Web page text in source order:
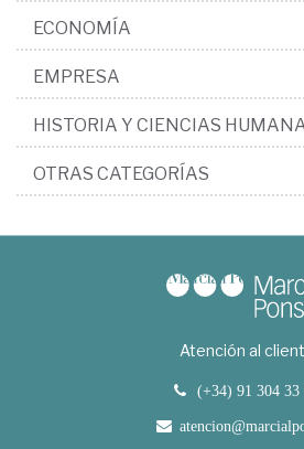
ECONOMÍA
EMPRESA
HISTORIA Y CIENCIAS
OTRAS CATEGORÍAS
Atención al
(+34) 91 304 33